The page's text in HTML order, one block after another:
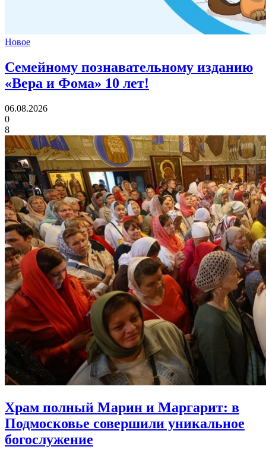
Новое
Семейному познавательному изданию
«Вера и Фома» 10 лет!
06.08.2026
0
8
Храм полный Марин и Маргарит: в
Подмосковье совершили уникальное
богослужение